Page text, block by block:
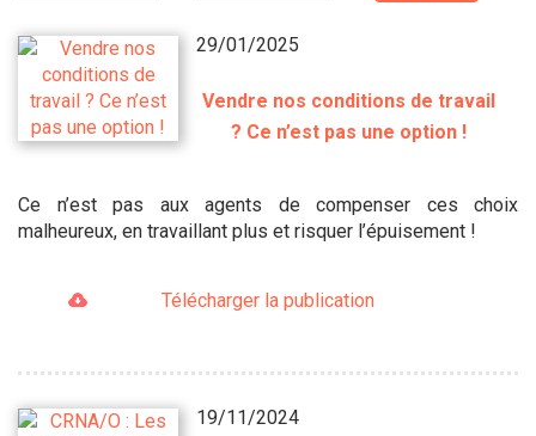
29/01/2025
Vendre nos conditions de travail
? Ce n’est pas une option !
Ce n’est pas aux agents de compenser ces choix
malheureux, en travaillant plus et risquer l’épuisement !
Télécharger la publication
19/11/2024